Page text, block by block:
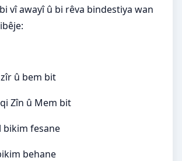
vî awayî û bi rêva bindestiya wan
û bem bit
Zîn û Mem bit
bikim fesane
behane